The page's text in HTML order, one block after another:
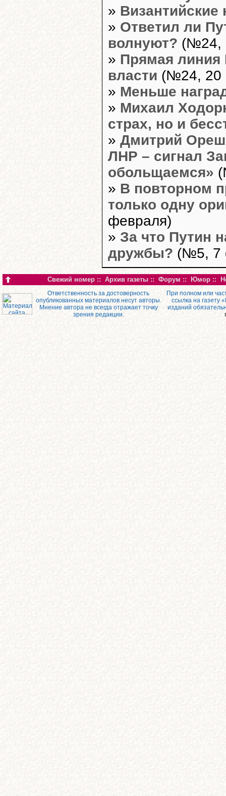
» Византийские
» Ответил ли
волнуют? (№24,
» Прямая линия
власти (№24, 20
» Меньше
» Михаил
страх, но и
» Дмитрий
ЛНР – сигнал
обольщаемся»
» В повторном
только одну
февраля)
» За что Путин
дружбы? (№5, 7
Свежий номер :: Архив газеты :: Форум :: Юмор ::
Ответственность за достоверность
опубликованных материалов несут авторы.
Мнение автора не всегда отражает точку
зрения редакции.
При полном или
ссылка на газету
изданий